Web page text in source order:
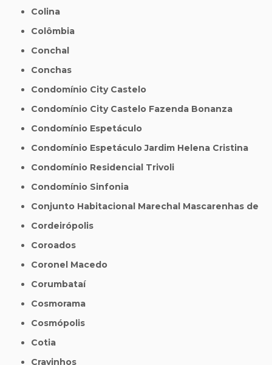
Colina
Colômbia
Conchal
Conchas
Condomínio City Castelo
Condomínio City Castelo Fazenda Bonanza
Condomínio Espetáculo
Condomínio Espetáculo Jardim Helena Cristina
Condomínio Residencial Trivoli
Condomínio Sinfonia
Conjunto Habitacional Marechal Mascarenhas de
Cordeirópolis
Coroados
Coronel Macedo
Corumbataí
Cosmorama
Cosmópolis
Cotia
Cravinhos